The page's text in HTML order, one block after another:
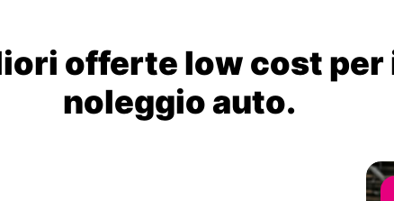
offerte low cost per
noleggio auto.